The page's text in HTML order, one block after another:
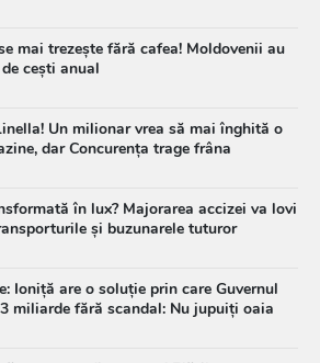
mai trezește fără cafea! Moldovenii au
cești anual
Un milionar vrea să mai înghită o
dar Concurența trage frâna
în lux? Majorarea accizei va lovi
și buzunarele tuturor
Ioniță are o soluție prin care Guvernul
miliarde fără scandal: Nu jupuiți oaia